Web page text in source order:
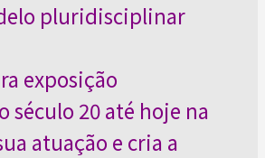
pluridisciplinar
exposição
século 20 até hoje na
atuação e cria a